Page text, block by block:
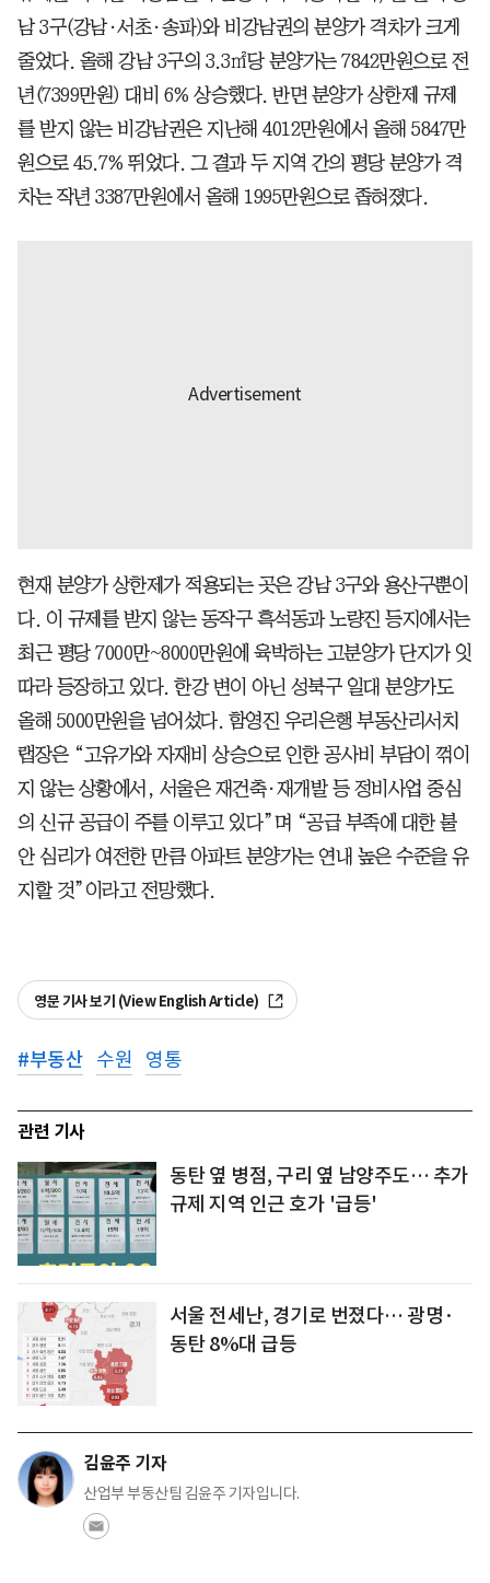
남 3구(강남·서초·송파)와 비강남권의 분양가 격차가 크게
줄었다. 올해 강남 3구의 3.3㎡당 분양가는 7842만원으로 전
년(7399만원) 대비 6% 상승했다. 반면 분양가 상한제 규제
를 받지 않는 비강남권은 지난해 4012만원에서 올해 5847만
원으로 45.7% 뛰었다. 그 결과 두 지역 간의 평당 분양가 격
차는 작년 3387만원에서 올해 1995만원으로 좁혀졌다.
현재 분양가 상한제가 적용되는 곳은 강남 3구와 용산구뿐이
다. 이 규제를 받지 않는 동작구 흑석동과 노량진 등지에서는
최근 평당 7000만~8000만원에 육박하는 고분양가 단지가 잇
따라 등장하고 있다. 한강 변이 아닌 성북구 일대 분양가도
올해 5000만원을 넘어섰다. 함영진 우리은행 부동산리서치
랩장은 “고유가와 자재비 상승으로 인한 공사비 부담이 꺾이
지 않는 상황에서, 서울은 재건축·재개발 등 정비사업 중심
의 신규 공급이 주를 이루고 있다”며 “공급 부족에 대한 불
안 심리가 여전한 만큼 아파트 분양가는 연내 높은 수준을 유
지할 것”이라고 전망했다.
영문 기사 보기 (View English Article)
#부동산 수원 영통
관련 기사
동탄 옆 병점, 구리 옆 남양주도… 추가
규제 지역 인근 호가 '급등'
서울 전세난, 경기로 번졌다… 광명·
동탄 8%대 급등
김윤주 기자
산업부 부동산팀 김윤주 기자입니다.